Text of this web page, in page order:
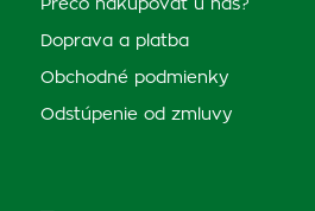
Prečo nakupovať u nás?
Doprava a platba
Obchodné podmienky
Odstúpenie od zmluvy